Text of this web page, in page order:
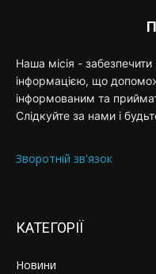
Наша місія -
інформацією, що
інформованим та
Слідкуйте за нами і
Зворотній зв'язок
КАТЕГОРІЇ
Новини